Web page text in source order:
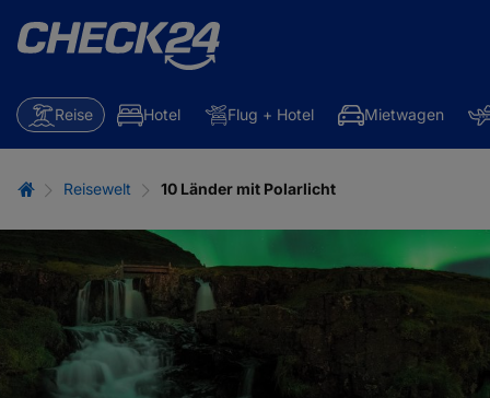
Reise Hotel Flug + Hotel Mietwagen
Reisewelt 10 Länder mit Polarlicht